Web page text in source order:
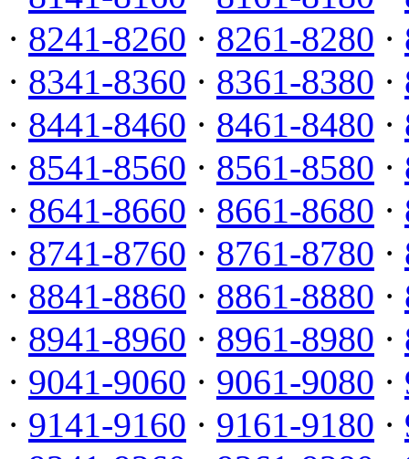
· 8241-8260 · 8261-8280 ·
· 8341-8360 · 8361-8380 ·
· 8441-8460 · 8461-8480 ·
· 8541-8560 · 8561-8580 ·
· 8641-8660 · 8661-8680 ·
· 8741-8760 · 8761-8780 ·
· 8841-8860 · 8861-8880 ·
· 8941-8960 · 8961-8980 ·
· 9041-9060 · 9061-9080 ·
· 9141-9160 · 9161-9180 ·